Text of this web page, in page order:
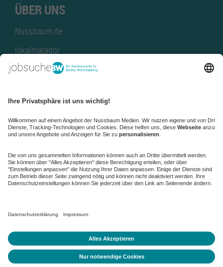
ÜBER UNS
Nussbaum.de
lokalmatador
kaufinBW
NussbaumID
Nussbaum Medien
de.jobble.org
Datenschutz
Datenschutz-Einstellungen ändern